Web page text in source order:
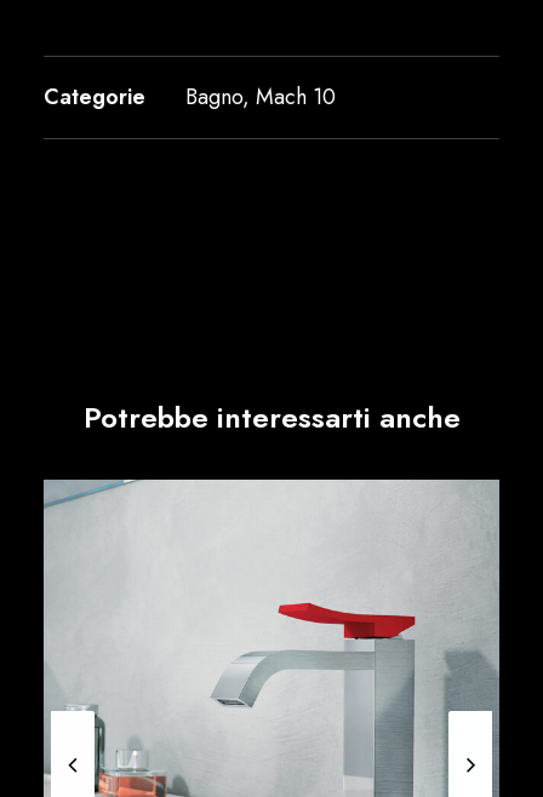
Categorie Bagno, Mach 10
Potrebbe interessarti anche